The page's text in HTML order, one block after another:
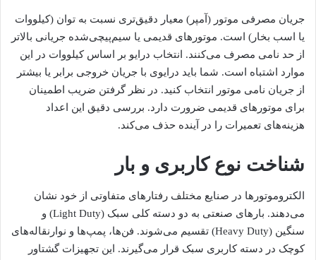
جریان مصرفی موتور (آمپر) معیار دقیق‌تری نسبت به توان (کیلووات
یا اسب بخار) است. موتورهای قدیمی یا سیم‌پیچی‌شده جریانی بالاتر
از حد نامی مصرف می‌کنند. انتخاب درایو بر اساس کیلووات در این
موارد اشتباه است. شما باید درایوی با جریان خروجی برابر یا بیشتر
از جریان نامی موتور انتخاب کنید. در نظر گرفتن ضریب اطمینان
برای موتورهای قدیمی ضرورت دارد. بررسی دقیق این اعداد
هزینه‌های تعمیرات را در آینده حذف می‌کند.
شناخت نوع کاربری و بار
الکتروموتورها در صنایع مختلف رفتارهای متفاوتی از خود نشان
می‌دهند. بارهای صنعتی به دو دسته کلی سبک (Light Duty) و
سنگین (Heavy Duty) تقسیم می‌شوند. فن‌ها، پمپ‌ها و نوارنقاله‌های
کوچک در دسته کاربری سبک قرار می‌گیرند. این تجهیزات گشتاور